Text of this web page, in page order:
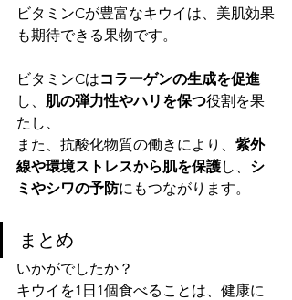
ビタミンCが豊富なキウイは、美肌効果
も期待できる果物です。
ビタミンCはコラーゲンの生成を促進
し、 肌の弾力性やハリを保つ役割を果
たし、
また、抗酸化物質の働きにより、 紫外
線や環境ストレスから肌を保護し、 シ
ミやシワの予防にもつながります。
まとめ
いかがでしたか？
キウイを1日1個食べることは、健康に